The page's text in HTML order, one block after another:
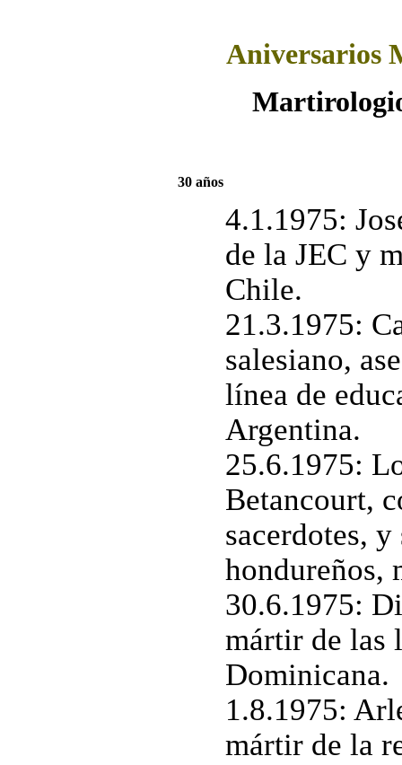
Aniversarios
30 años
4.1.1975:
de la JEC y
Chile.
21.3.1975:
salesiano,
línea de
Argentina.
25.6.1975:
Betancourt,
sacerdotes,
hondureños,
30.6.1975:
mártir de las
Dominicana.
1.8.1975:
mártir de la